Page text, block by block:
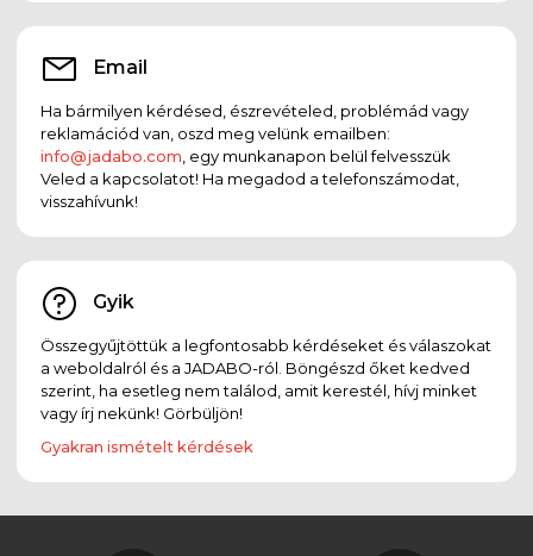
Email
Ha bármilyen kérdésed, észrevételed, problémád vagy
reklamációd van, oszd meg velünk emailben:
info@jadabo.com , egy munkanapon belül felvesszük
Veled a kapcsolatot! Ha megadod a telefonszámodat,
visszahívunk!
Gyik
Összegyűjtöttük a legfontosabb kérdéseket és válaszokat
a weboldalról és a JADABO-ról. Böngészd őket kedved
szerint, ha esetleg nem találod, amit kerestél, hívj minket
vagy írj nekünk! Görbüljön!
Gyakran ismételt kérdések